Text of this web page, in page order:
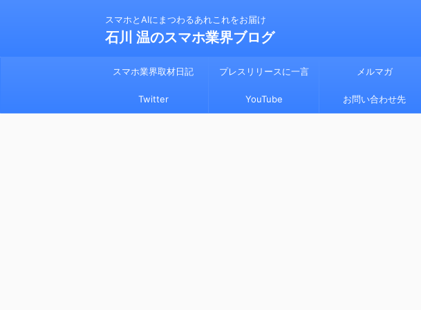
スマホとAIにまつわるあれこれをお届け
石川 温のスマホ業界ブログ
スマホ業界取材日記 プレスリリースに一言 メルマガ
Twitter YouTube お問い合わせ先